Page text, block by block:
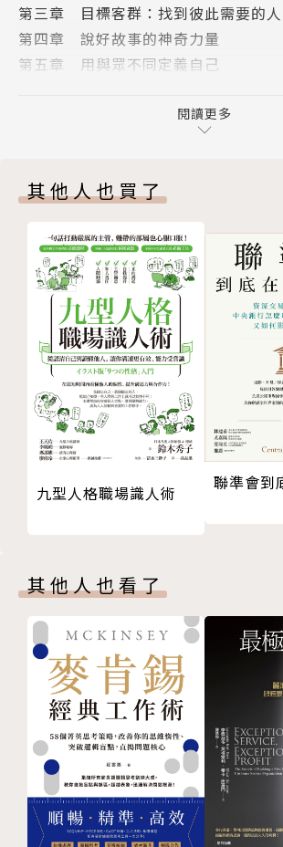
經營人脈＝有求於人，讓你每分每
讀了這本書，從此告別尷尬的無
◆ 想找到對的人，廣撒網才有用？
◆ 踏入社交場合，事先投入準備，
節」更重要
剛好
◆ 如何創造「專屬稱號」：介紹不
分才有吸引力
無論你是努力謀生的小企業主、陷
業人士，或是在銷售、創業或人脈建
人，本書都能幫助你獲得更高收入和更
係。
社交場合自在掌握焦點的方法！
◎豐富行業實例×可實踐的方法：
家教、印刷業者……職場人士與自由工
社交越快樂的人脈經營步驟
作者簡介
馬修．波勒 Matthew Pollard
國際知名顧問、頂尖業務、傳奇演
創業者。從小因內向吃過不少苦頭，
第三章 目標客群：找到彼此需要的人
第四章 說好故事的神奇力量
第五章 用與眾不同定義自己
第七章 社交場合，該做些什麼？
第八章 隱形步驟：後續跟進聯繫
第十章 投身數位領域
附錄：「I型優勢內圈」專屬邀請函
關於作者
版權頁
閱讀更多
其他人也買了
九型人格職場識人術 聯準會到
其他人也看了